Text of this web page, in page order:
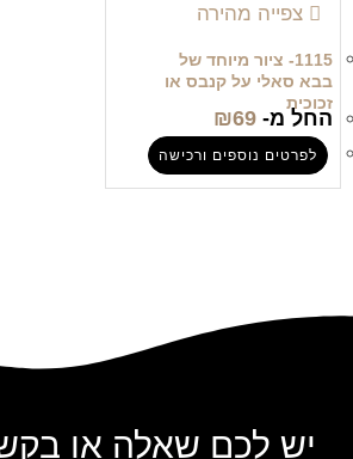
צפייה מהירה
1115- ציור מיוחד של
בבא סאלי על קנבס או
זכוכית
החל מ- ₪69
לפרטים נוספים ורכישה
יש לכם שאלה או